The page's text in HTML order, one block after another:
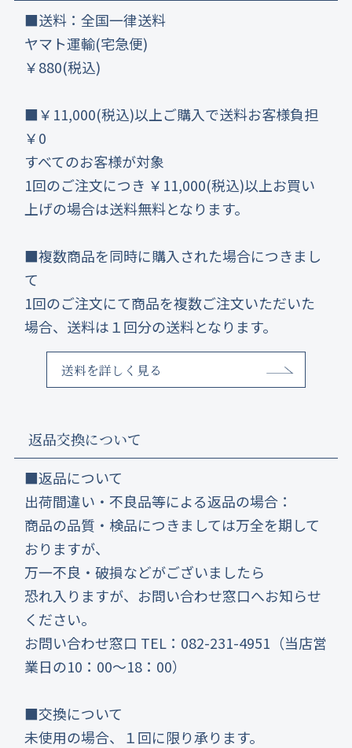
■送料：全国一律送料
ヤマト運輸(宅急便)
￥880(税込)
■￥11,000(税込)以上ご購入で送料お客様負担
￥0
すべてのお客様が対象
1回のご注文につき ￥11,000(税込)以上お買い
上げの場合は送料無料となります。
■複数商品を同時に購入された場合につきまし
て
1回のご注文にて商品を複数ご注文いただいた
場合、送料は１回分の送料となります。
送料を詳しく見る
返品交換について
■返品について
出荷間違い・不良品等による返品の場合：
商品の品質・検品につきましては万全を期して
おりますが、
万一不良・破損などがございましたら
恐れ入りますが、お問い合わせ窓口へお知らせ
ください。
お問い合わせ窓口 TEL：082-231-4951（当店営
業日の10：00～18：00）
■交換について
未使用の場合、１回に限り承ります。